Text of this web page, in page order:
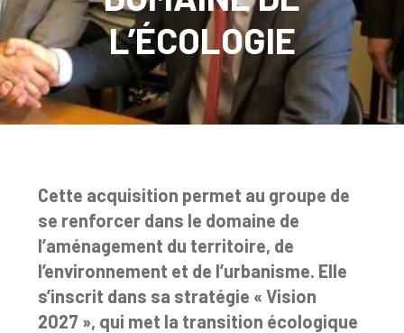
L’ÉCOLOGIE
Cette acquisition permet au groupe de
se renforcer dans le domaine de
l’aménagement du territoire, de
l’environnement et de l’urbanisme. Elle
s’inscrit dans sa stratégie « Vision
2027 », qui met la transition écologique